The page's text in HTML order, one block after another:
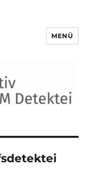
Detektei ®
MENÜ